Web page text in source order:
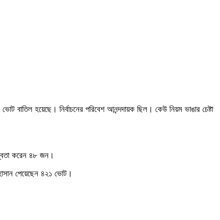
হয়েছে। নির্বাচনের পরিবেশ আনন্দদায়ক ছিল। কেউ নিয়ম ভাঙার চেষ্টা
করেন ৪৮ জন।
পেয়েছেন ৪২১ ভোট।